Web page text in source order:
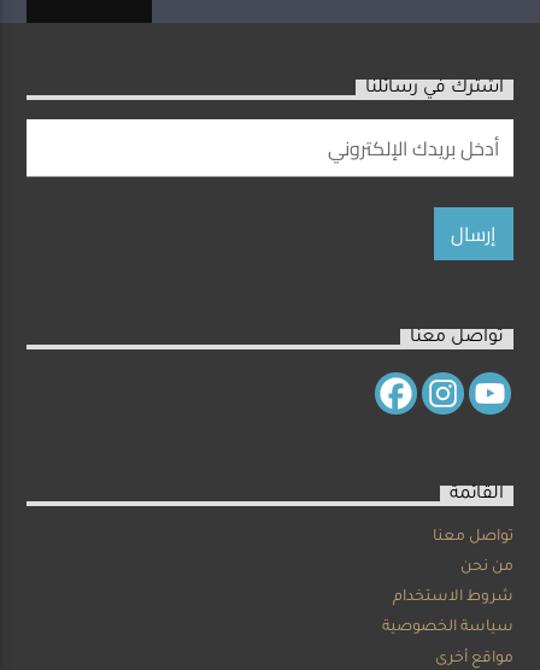
اشترك في رسائلنا
تواصل معنا
القائمة
تواصل معنا
من نحن
شروط الاستخدام
سياسة الخصوصية
مواقع أخرى